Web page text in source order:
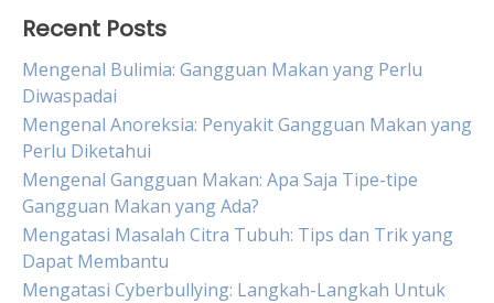
Recent Posts
Mengenal Bulimia: Gangguan Makan yang Perlu
Diwaspadai
Mengenal Anoreksia: Penyakit Gangguan Makan yang
Perlu Diketahui
Mengenal Gangguan Makan: Apa Saja Tipe-tipe
Gangguan Makan yang Ada?
Mengatasi Masalah Citra Tubuh: Tips dan Trik yang
Dapat Membantu
Mengatasi Cyberbullying: Langkah-Langkah Untuk